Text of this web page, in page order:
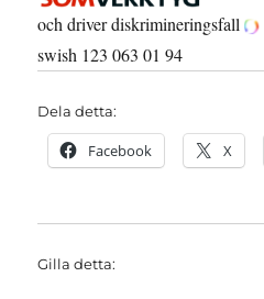
och driver diskrimineringsfall
swish 123 063 01 94
Dela detta:
Facebook X
Gilla detta: